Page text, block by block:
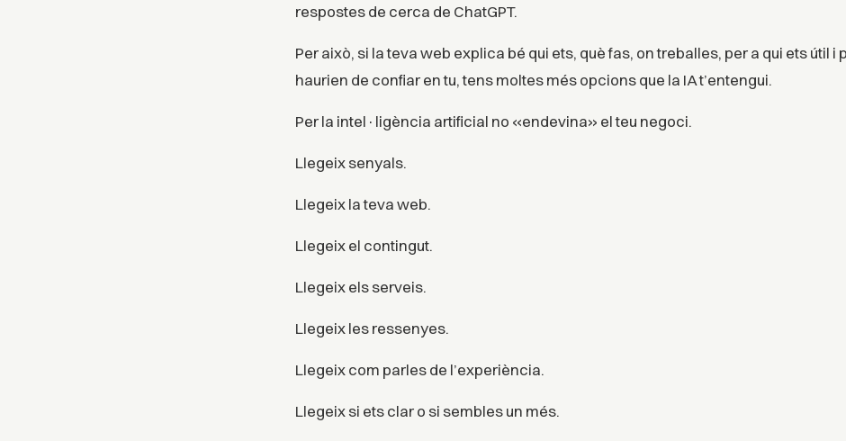
respostes de cerca de ChatGPT.
Per això, si la teva web explica bé qui ets, què fas, on treballes, per a qui ets útil i
haurien de confiar en tu, tens moltes més opcions que la IA t’entengui.
Per la intel·ligència artificial no «endevina» el teu negoci.
Llegeix senyals.
Llegeix la teva web.
Llegeix el contingut.
Llegeix els serveis.
Llegeix les ressenyes.
Llegeix com parles de l’experiència.
Llegeix si ets clar o si sembles un més.